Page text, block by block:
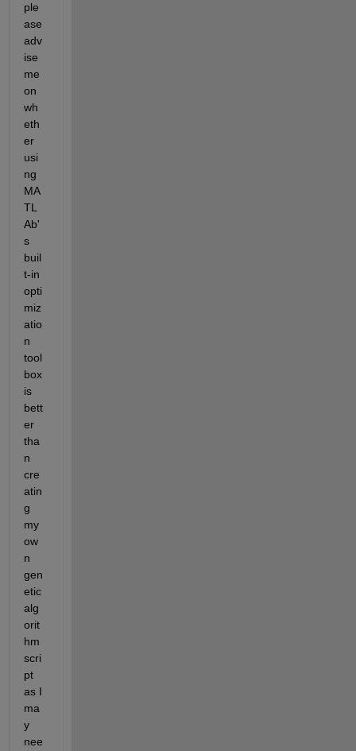
ple
ase
adv
ise
me
on
wh
eth
er
usi
ng
MA
TL
Ab'
s
buil
t-in
opti
miz
atio
n
tool
box
is
bett
er
tha
n
cre
atin
g
my
ow
n
gen
etic
alg
orit
hm
scri
pt
as I
ma
y
nee